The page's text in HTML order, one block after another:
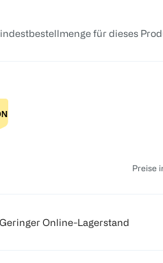
für dieses
Preise
Geringer Online-Lagerstand